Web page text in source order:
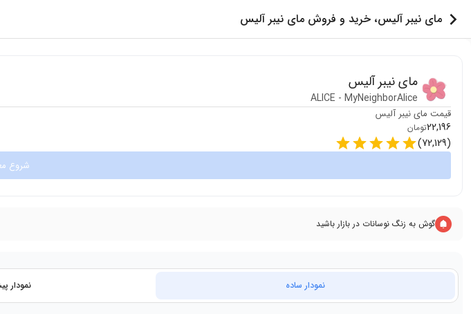
مای نیبر آلیس، خرید و فروش مای نیبر آلیس
مای نیبر آلیس
ALICE - MyNeighborAlice
قیمت مای نیبر آلیس
22,196تومان
(
72,129
)
شروع
گوش به زنگ نوسانات در بازار باشید
نمودار ساده نمودار